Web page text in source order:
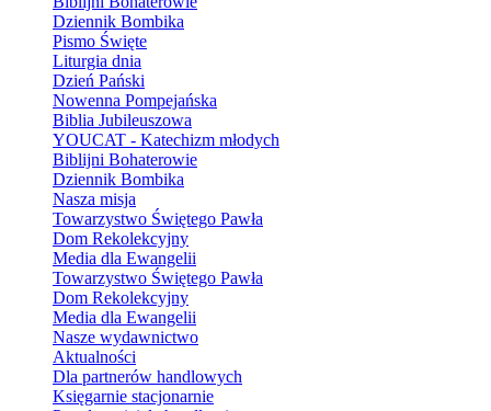
Dziennik Bombika
Pismo Święte
Liturgia dnia
Dzień Pański
Nowenna Pompejańska
Biblia Jubileuszowa
YOUCAT - Katechizm młodych
Biblijni Bohaterowie
Dziennik Bombika
Nasza misja
Towarzystwo Świętego Pawła
Dom Rekolekcyjny
Media dla Ewangelii
Towarzystwo Świętego Pawła
Dom Rekolekcyjny
Media dla Ewangelii
Nasze wydawnictwo
Aktualności
Dla partnerów handlowych
Księgarnie stacjonarnie